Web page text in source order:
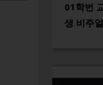
01학번
생 비주얼